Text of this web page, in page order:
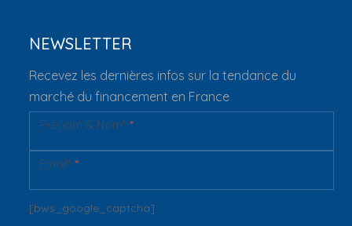
NEWSLETTER
Recevez les dernières infos sur la tendance du
marché du financement en France
Newsletter
Prénom & Nom**
Email**
[bws_google_captcha]